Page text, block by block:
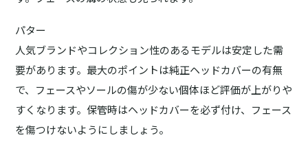
パター
人気ブランドやコレクション性のあるモデルは安定した需
要があります。最大のポイントは純正ヘッドカバーの有無
で、フェースやソールの傷が少ない個体ほど評価が上がりや
すくなります。保管時はヘッドカバーを必ず付け、フェース
を傷つけないようにしましょう。